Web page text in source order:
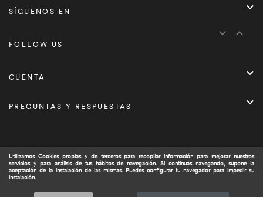
Utilizamos Cookies propias y de terceros para recopilar información para mejorar nuestros
servicios y para análisis de tus hábitos de navegación. Si continuas navegando, supone la
aceptación de la instalación de las mismas. Puedes configurar tu navegador para impedir su
instalación.
SÍGUENOS EN 
FOLLOW US
 
CUENTA 
PREGUNTAS Y RESPUESTAS 
Copyright © 2021 Pescadorada.es/. Todos los derechos